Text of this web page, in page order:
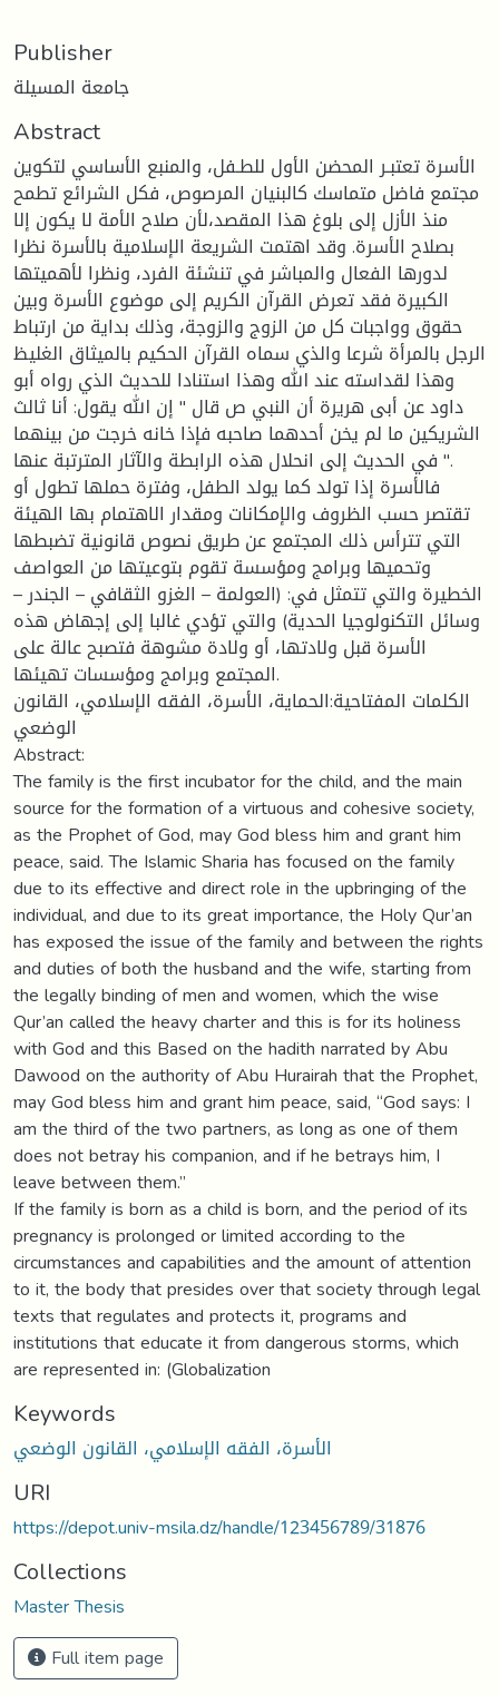
Publisher
جامعة المسيلة
Abstract
الأسرة تعتبـر المحضن الأول للطـفل، والمنبع الأساسي لتكوين
مجتمع فاضل متماسك كالبنيان المرصوص، فكل الشرائع تطمح
منذ الأزل إلى بلوغ هذا المقصد،لأن صلاح الأمة لا يكون إلا
بصلاح الأسرة. وقد اهتمت الشريعة الإسلامية بالأسرة نظرا
لدورها الفعال والمباشر في تنشئة الفرد، ونظرا لأهميتها
الكبيرة فقد تعرض القرآن الكريم إلى موضوع الأسرة وبين
حقوق وواجبات كل من الزوج والزوجة، وذلك بداية من ارتباط
الرجل بالمرأة شرعا والذي سماه القرآن الحكيم بالميثاق الغليظ
وهذا لقداسته عند الله وهذا استنادا للحديث الذي رواه أبو
داود عن أبى هريرة أن النبي ص قال " إن الله يقول: أنا ثالث
الشريكين ما لم يخن أحدهما صاحبه فإذا خانه خرجت من بينهما
" في الحديث إلى انحلال هذه الرابطة والآثار المترتبة عنها.
فالأسرة إذا تولد كما يولد الطفل، وفترة حملها تطول أو
تقتصر حسب الظروف والإمكانات ومقدار الاهتمام بها الهيئة
التي تترأس ذلك المجتمع عن طريق نصوص قانونية تضبطها
وتحميها وبرامج ومؤسسة تقوم بتوعيتها من العواصف
الخطيرة والتي تتمثل في: (العولمة – الغزو الثقافي – الجندر –
وسائل التكنولوجيا الحدية) والتي تؤدي غالبا إلى إجهاض هذه
الأسرة قبل ولادتها، أو ولادة مشوهة فتصبح عالة على
المجتمع وبرامج ومؤسسات تهيئها.
الكلمات المفتاحية:الحماية، الأسرة، الفقه الإسلامي، القانون
الوضعي
Abstract:
The family is the first incubator for the child, and the main
source for the formation of a virtuous and cohesive society,
as the Prophet of God, may God bless him and grant him
peace, said. The Islamic Sharia has focused on the family
due to its effective and direct role in the upbringing of the
individual, and due to its great importance, the Holy Qur’an
has exposed the issue of the family and between the rights
and duties of both the husband and the wife, starting from
the legally binding of men and women, which the wise
Qur’an called the heavy charter and this is for its holiness
with God and this Based on the hadith narrated by Abu
Dawood on the authority of Abu Hurairah that the Prophet,
may God bless him and grant him peace, said, “God says: I
am the third of the two partners, as long as one of them
does not betray his companion, and if he betrays him, I
leave between them.”
If the family is born as a child is born, and the period of its
pregnancy is prolonged or limited according to the
circumstances and capabilities and the amount of attention
to it, the body that presides over that society through legal
texts that regulates and protects it, programs and
institutions that educate it from dangerous storms, which
are represented in: (Globalization
Keywords
الأسرة، الفقه الإسلامي، القانون الوضعي
URI
https://depot.univ-msila.dz/handle/123456789/31876
Collections
Master Thesis
Full item page